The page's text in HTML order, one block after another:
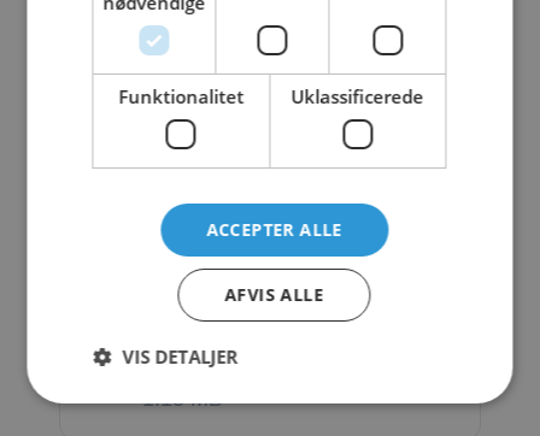
.
K
1 file(s)
1.15 MB
Funktionalitet Uklassificerede
ACCEPTER ALLE
AFVIS ALLE
VIS DETALJER